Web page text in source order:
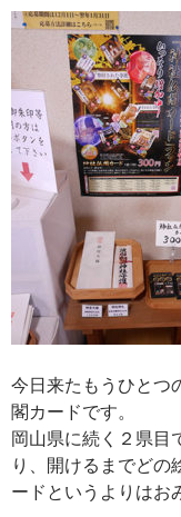
今日来たもうひとつ
閣カードです。
岡山県に続く２県目
り、開けるまでどの
ードというよりはお